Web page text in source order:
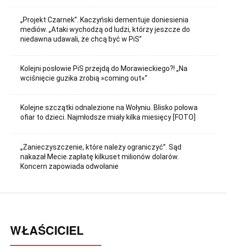
„Projekt Czarnek”. Kaczyński dementuje doniesienia
mediów. „Ataki wychodzą od ludzi, którzy jeszcze do
niedawna udawali, że chcą być w PiS”
Kolejni posłowie PiS przejdą do Morawieckiego?! „Na
wciśnięcie guzika zrobią »coming out«”
Kolejne szczątki odnalezione na Wołyniu. Blisko połowa
ofiar to dzieci. Najmłodsze miały kilka miesięcy [FOTO]
„Zanieczyszczenie, które należy ograniczyć”. Sąd
nakazał Mecie zapłatę kilkuset milionów dolarów.
Koncern zapowiada odwołanie
WŁAŚCICIEL